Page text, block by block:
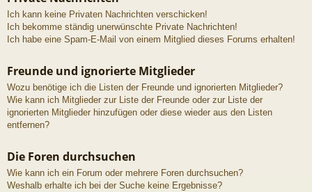
Ich kann keine Privaten Nachrichten verschicken!
Ich bekomme ständig unerwünschte Private Nachrichten!
Ich habe eine Spam-E-Mail von einem Mitglied dieses Forums erhalten!
Freunde und ignorierte Mitglieder
Wozu benötige ich die Listen der Freunde und ignorierten Mitglieder?
Wie kann ich Mitglieder zur Liste der Freunde oder zur Liste der
ignorierten Mitglieder hinzufügen oder diese wieder aus den Listen
entfernen?
Die Foren durchsuchen
Wie kann ich ein Forum oder mehrere Foren durchsuchen?
Weshalb erhalte ich bei der Suche keine Ergebnisse?